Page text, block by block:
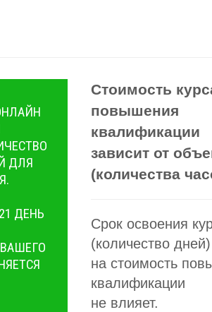
ДЛЯ
ДЕНЬ
Стоимость
повышения
квалификации
зависит от
(количества
Срок освоения
(количество дней)
на стоимость
квалификации
не влияет.